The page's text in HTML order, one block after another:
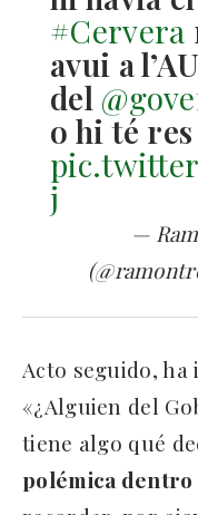
#Cervera
avui a
del
o hi té
j
—
Acto seguido,
«¿Alguien del
tiene algo qué
polémica dentro